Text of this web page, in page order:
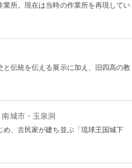
所。現在は当時の作業所を再現してい
伝統を伝える展示に加え、旧四高の教
城市・玉泉洞
、古民家が建ち並ぶ「琉球王国城下